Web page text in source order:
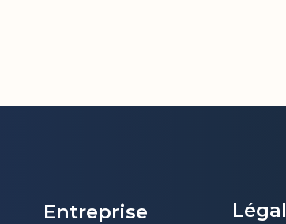
Entr​eprise Légal